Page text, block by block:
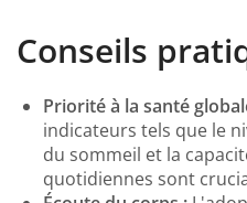
Conseils
Priorité à la santé
indicateurs tels que le
du sommeil et la
quotidiennes sont